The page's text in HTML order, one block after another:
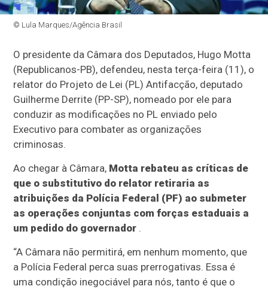
© Lula Marques/Agência Brasil
O presidente da Câmara dos Deputados, Hugo Motta
(Republicanos-PB), defendeu, nesta terça-feira (11), o
relator do Projeto de Lei (PL) Antifacção, deputado
Guilherme Derrite (PP-SP), nomeado por ele para
conduzir as modificações no PL enviado pelo
Executivo para combater as organizações
criminosas.
Ao chegar à Câmara, Motta rebateu as críticas de
que o substitutivo do relator retiraria as
atribuições da Polícia Federal (PF) ao submeter
as operações conjuntas com forças estaduais a
um pedido do governador .
“A Câmara não permitirá, em nenhum momento, que
a Polícia Federal perca suas prerrogativas. Essa é
uma condição inegociável para nós, tanto é que o